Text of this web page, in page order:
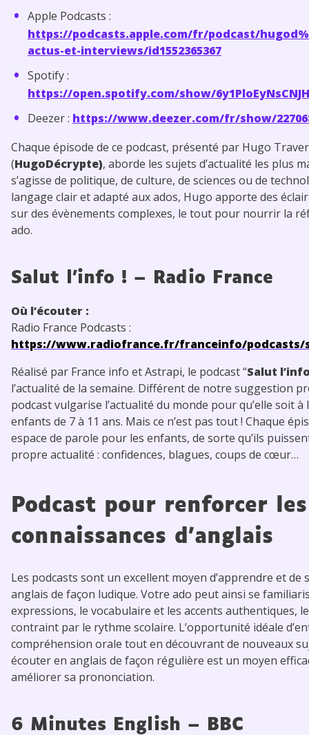
Apple Podcasts :
https://podcasts.apple.com/fr/podcast/
actus-et-interviews/id1552365367
Spotify :
https://open.spotify.com/show/
Deezer : https://www.deezer.com/fr/show/
Chaque épisode de ce podcast, présenté par Hugo
(HugoDécrypte), aborde les sujets d’actualité les plus
s’agisse de politique, de culture, de sciences ou de
langage clair et adapté aux ados, Hugo apporte des
sur des évènements complexes, le tout pour nourrir la
ado.
Salut l’info ! – Radio France
Où l’écouter :
Radio France Podcasts :
https://www.radiofrance.fr/franceinfo/podcasts/
Réalisé par France info et Astrapi, le podcast “Salut
l’actualité de la semaine. Différent de notre suggestion
podcast vulgarise l’actualité du monde pour qu’elle soit à
enfants de 7 à 11 ans. Mais ce n’est pas tout ! Chaque
espace de parole pour les enfants, de sorte qu’ils
propre actualité : confidences, blagues, coups de cœur…
Podcast pour renforcer les
connaissances d’anglais
Les podcasts sont un excellent moyen d’apprendre et de
anglais de façon ludique. Votre ado peut ainsi se
expressions, le vocabulaire et les accents authentiques,
contraint par le rythme scolaire. L’opportunité idéale
compréhension orale tout en découvrant de nouveaux
écouter en anglais de façon régulière est un moyen
améliorer sa prononciation.
6 Minutes English – BBC